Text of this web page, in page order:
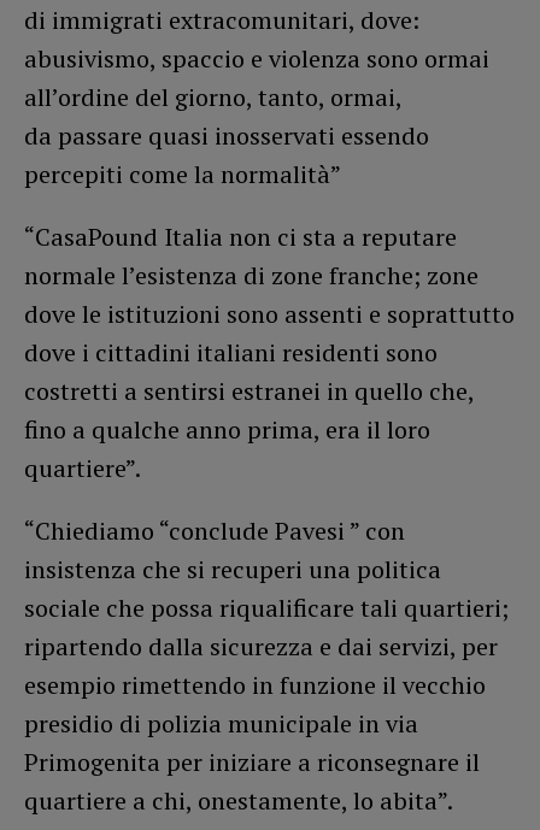
di immigrati extracomunitari, dove:
abusivismo, spaccio e violenza sono ormai
all’ordine del giorno, tanto, ormai,
da passare quasi inosservati essendo
percepiti come la normalità”
“CasaPound Italia non ci sta a reputare
normale l’esistenza di zone franche; zone
dove le istituzioni sono assenti e soprattutto
dove i cittadini italiani residenti sono
costretti a sentirsi estranei in quello che,
fino a qualche anno prima, era il loro
quartiere”.
“Chiediamo “conclude Pavesi ” con
insistenza che si recuperi una politica
sociale che possa riqualificare tali quartieri;
ripartendo dalla sicurezza e dai servizi, per
esempio rimettendo in funzione il vecchio
presidio di polizia municipale in via
Primogenita per iniziare a riconsegnare il
quartiere a chi, onestamente, lo abita”.